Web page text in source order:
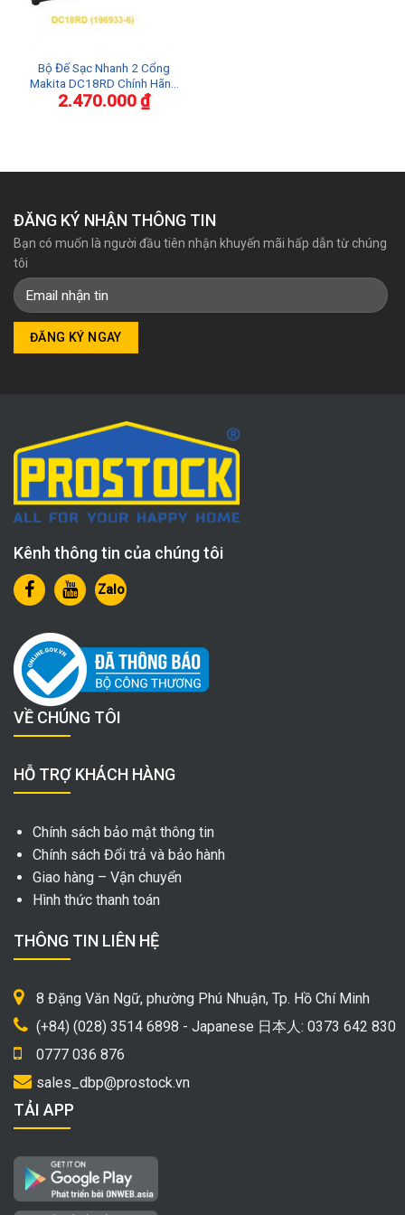
Bộ Đế Sạc Nhanh 2 Cổng
Makita DC18RD Chính Hãng
Mã 196933-6
2.470.000₫
ĐĂNG KÝ NHẬN THÔNG TIN
Bạn có muốn là người đầu tiên nhận khuyến mãi hấp dẫn từ chúng
tôi
Kênh thông tin của chúng tôi
Zalo
VỀ CHÚNG TÔI
HỖ TRỢ KHÁCH HÀNG
Chính sách bảo mật thông tin
Chính sách Đổi trả và bảo hành
Giao hàng – Vận chuyển
Hình thức thanh toán
THÔNG TIN LIÊN HỆ
8 Đặng Văn Ngữ, phường Phú Nhuận, Tp. Hồ Chí Minh
(+84) (028) 3514 6898 - Japanese 日本人: 0373 642 830
0777 036 876
sales_dbp@prostock.vn
TẢI APP